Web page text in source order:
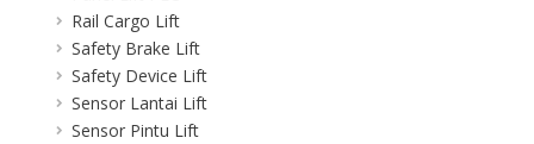
Rail Cargo Lift
Safety Brake Lift
Safety Device Lift
Sensor Lantai Lift
Sensor Pintu Lift